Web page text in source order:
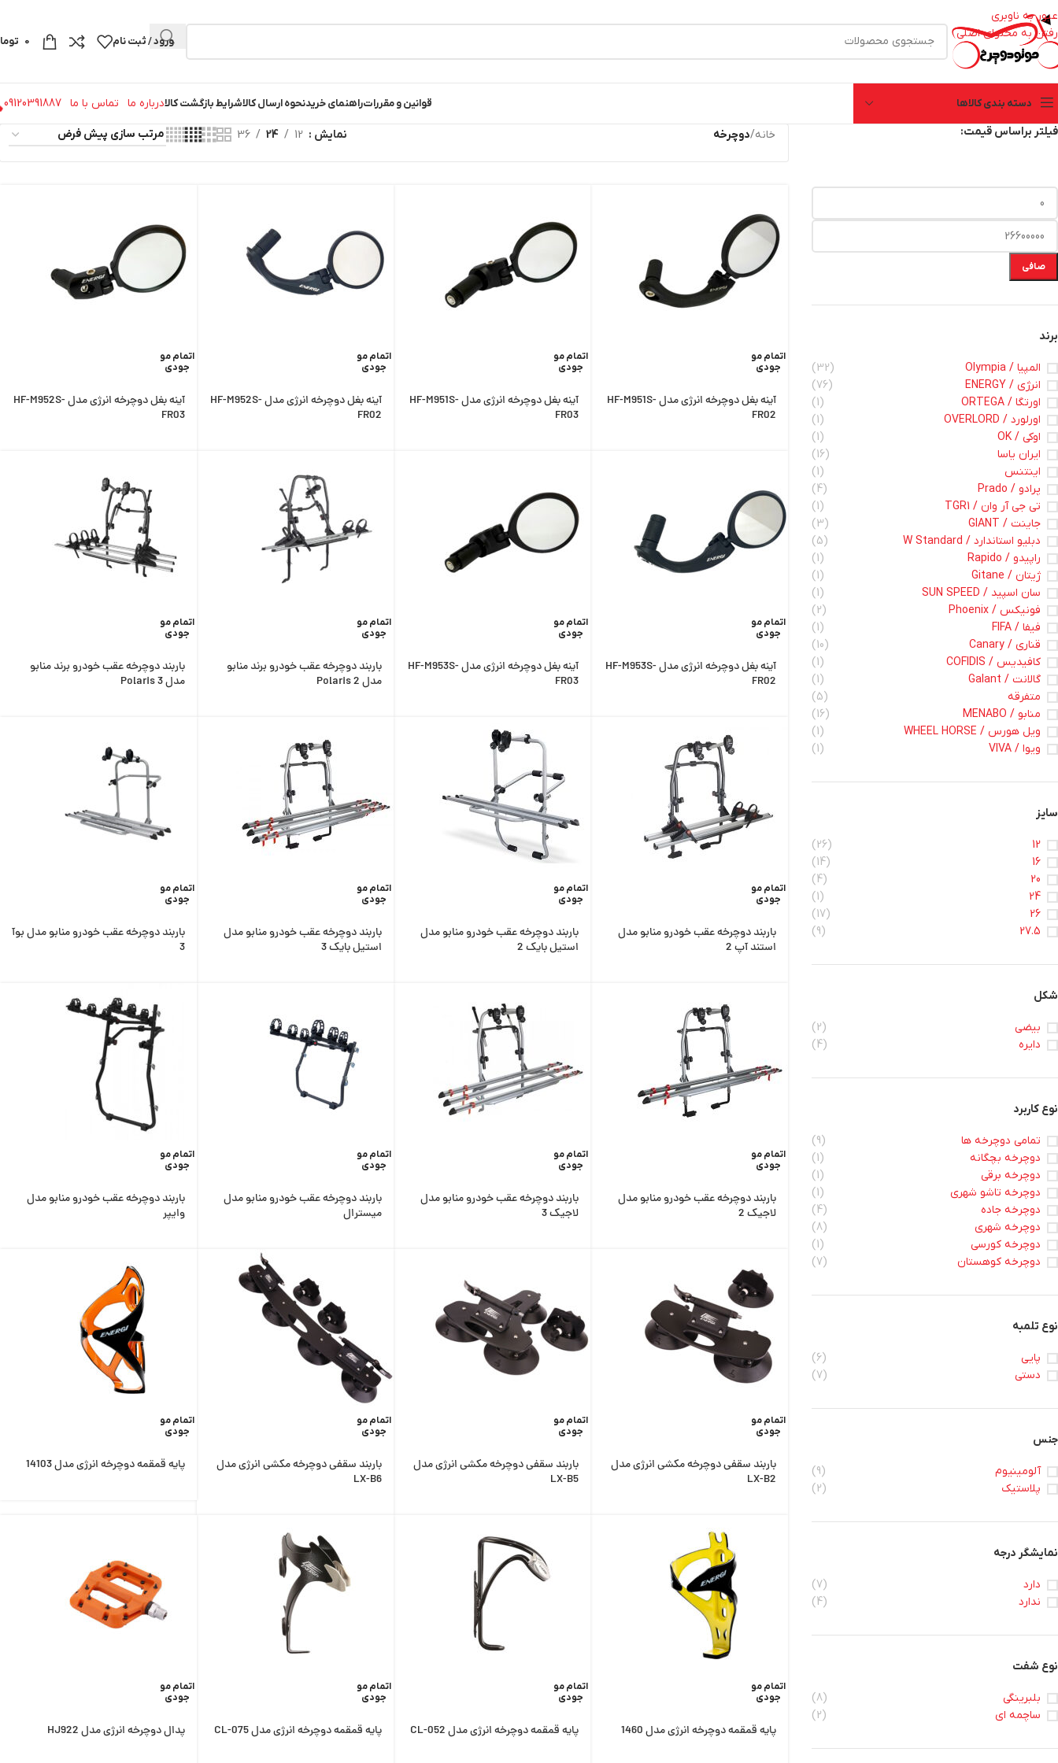
عبور به ناوبری
رفتن به محتوای اصلی
ورود / ثبت نام 0
دسته بندی کالاها قوانین و مقرراتراهنمای خریدنحوه ارسال کالاشرایط بازگشت کالادرباره ما تماس با ما 09120391887
فیلتر براساس قیمت:
صافی
برند
المپیا / Olympia
(32)
انرژی / ENERGY
(76)
اورتگا / ORTEGA
(1)
اورلورد / OVERLORD
(1)
اوکی / OK
(1)
ایران یاسا
(16)
اینتنس
(1)
پرادو / Prado
(4)
تی جی آر وان / TGR1
(1)
جاینت / GIANT
(3)
دبلیو استاندارد / W Standard
(5)
راپیدو / Rapido
(1)
ژیتان / Gitane
(1)
سان اسپید / SUN SPEED
(1)
فونیکس / Phoenix
(2)
فیفا / FIFA
(1)
قناری / Canary
(10)
کافیدیس / COFIDIS
(1)
گالانت / Galant
(1)
متفرقه
(5)
منابو / MENABO
(16)
ویل هورس / WHEEL HORSE
(1)
ویوا / VIVA
(1)
سایز
12
(26)
16
(14)
20
(4)
24
(1)
26
(17)
27.5
(9)
شکل
بیضی
(2)
دایره
(4)
نوع کاربرد
تمامی دوچرخه ها
(9)
دوچرخه بچگانه
(1)
دوچرخه برقی
(1)
دوچرخه تاشو شهری
(1)
دوچرخه جاده
(4)
دوچرخه شهری
(8)
دوچرخه کورسی
(1)
دوچرخه کوهستان
(7)
نوع تلمبه
پایی
(6)
دستی
(7)
جنس
آلومینیوم
(9)
پلاستیک
(2)
نمایشگر درجه
دارد
(7)
ندارد
(4)
نوع شفت
بلبرینگی
(8)
ساچمه ای
(2)
خانه/دوچرخه نمایش 12
24
36
اتمام مو
جودی
آینه بغل دوچرخه انرژی مدل HF-M951S-
FR02
اتمام مو
جودی
آینه بغل دوچرخه انرژی مدل HF-M951S-
FR03
اتمام مو
جودی
آینه بغل دوچرخه انرژی مدل HF-M952S-
FR02
اتمام مو
جودی
آینه بغل دوچرخه انرژی مدل HF-M952S-
FR03
اتمام مو
جودی
آینه بغل دوچرخه انرژی مدل HF-M953S-
FR02
اتمام مو
جودی
آینه بغل دوچرخه انرژی مدل HF-M953S-
FR03
اتمام مو
جودی
باربند دوچرخه عقب خودرو برند منابو
مدل Polaris 2
اتمام مو
جودی
باربند دوچرخه عقب خودرو برند منابو
مدل Polaris 3
اتمام مو
جودی
باربند دوچرخه عقب خودرو منابو مدل
استند آپ 2
اتمام مو
جودی
باربند دوچرخه عقب خودرو منابو مدل
استیل بایک 2
اتمام مو
جودی
باربند دوچرخه عقب خودرو منابو مدل
استیل بایک 3
اتمام مو
جودی
باربند دوچرخه عقب خودرو منابو مدل بوآ
3
اتمام مو
جودی
باربند دوچرخه عقب خودرو منابو مدل
لاجیک 2
اتمام مو
جودی
باربند دوچرخه عقب خودرو منابو مدل
لاجیک 3
اتمام مو
جودی
باربند دوچرخه عقب خودرو منابو مدل
میسترال
اتمام مو
جودی
باربند دوچرخه عقب خودرو منابو مدل
وایپر
اتمام مو
جودی
باربند سقفی دوچرخه مکشی انرژی مدل
LX-B2
اتمام مو
جودی
باربند سقفی دوچرخه مکشی انرژی مدل
LX-B5
اتمام مو
جودی
باربند سقفی دوچرخه مکشی انرژی مدل
LX-B6
اتمام مو
جودی
پایه قمقمه دوچرخه انرژی مدل 14103
اتمام مو
جودی
پایه قمقمه دوچرخه انرژی مدل 1460
اتمام مو
جودی
پایه قمقمه دوچرخه انرژی مدل CL-052
اتمام مو
جودی
پایه قمقمه دوچرخه انرژی مدل CL-075
اتمام مو
جودی
پدال دوچرخه انرژی مدل HJ922